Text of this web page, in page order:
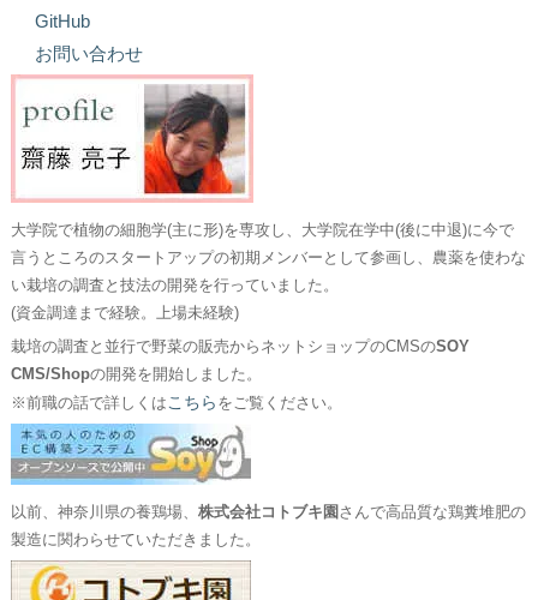
GitHub
お問い合わせ
大学院で植物の細胞学(主に形)を専攻し、大学院在学中(後に中退)に今で
言うところのスタートアップの初期メンバーとして参画し、農薬を使わな
い栽培の調査と技法の開発を行っていました。
(資金調達まで経験。上場未経験)
栽培の調査と並行で野菜の販売からネットショップのCMSのSOY
CMS/Shopの開発を開始しました。
※前職の話で詳しくは こちら をご覧ください。
以前、神奈川県の養鶏場、 株式会社コトブキ園 さんで高品質な鶏糞堆肥の
製造に関わらせていただきました。